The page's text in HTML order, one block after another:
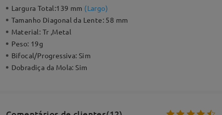
Largura Total:139 mm (Largo)
Tamanho Diagonal da Lente: 58 mm
Material: Tr ,Metal
Peso: 19g
Bifocal/Progressiva:Sim
Dobradiça da Mola:Sim